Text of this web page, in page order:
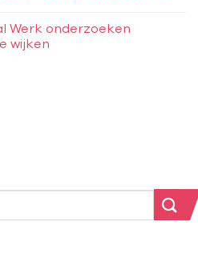
Werk onderzoeken
wijken